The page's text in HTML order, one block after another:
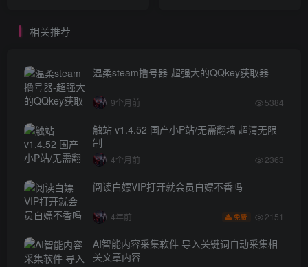
相关推荐
温柔steam撸号器-超强大的QQkey获取器
9个月前 5384
触站 v1.4.52 国产小P站/无需翻墙 超清无限
制
4个月前 2363
阅读白嫖VIP打开就会员白嫖不香吗
4年前 免费 2151
AI智能内容采集软件 导入关键词自动采集相
关文章内容